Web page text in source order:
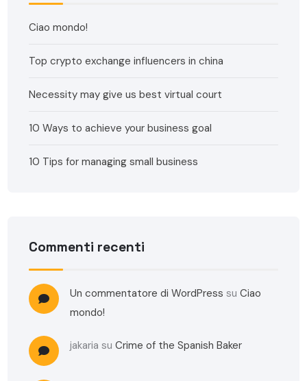
Ciao mondo!
Top crypto exchange influencers in china
Necessity may give us best virtual court
10 Ways to achieve your business goal
10 Tips for managing small business
Commenti recenti
Un commentatore di WordPress suCiao
mondo!
jakaria suCrime of the Spanish Baker